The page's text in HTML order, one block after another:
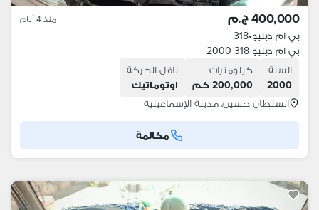
400,000 ج.م منذ 4 أيام
بي ام دبليو•
318
بي ام دبليو 318 2000
السنة
2000
كيلومترات
200,000 كم
ناقل الحركة
اوتوماتيك
السلطان حسين، مدينة الإسماعيلية
مكالمة